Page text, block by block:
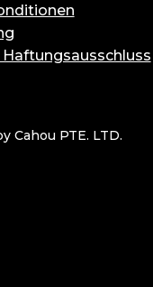
Cahou PTE. LTD.